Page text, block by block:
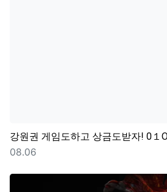
강원권 게임도하고 상금도받자! 0１
등록일
08.06